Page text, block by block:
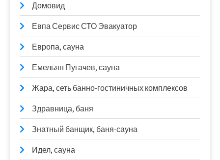
Домовид
Евпа Сервис СТО Эвакуатор
Европа, сауна
Емельян Пугачев, сауна
Жара, сеть банно-гостиничных комплексов
Здравница, баня
Знатный банщик, баня-сауна
Идел, сауна